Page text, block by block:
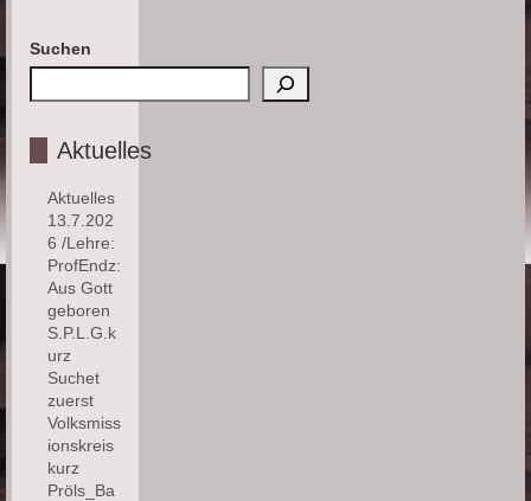
Suchen
Aktuelles
Aktuelles
13.7.202
6 /Lehre:
ProfEndz:
Aus Gott
geboren
S.P.L.G.k
urz
Suchet
zuerst
Volksmiss
ionskreis
kurz
Pröls_Ba